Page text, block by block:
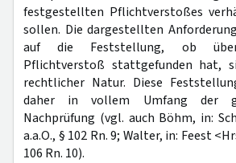
festgestellten Pflichtverstoßes
sollen. Die dargestellten
auf die Feststellung, ob
Pflichtverstoß stattgefunden hat,
rechtlicher Natur. Diese
daher in vollem Umfang der
Nachprüfung (vgl. auch Böhm, in:
a.a.O., § 102 Rn. 9; Walter, in: Feest
106 Rn. 10).